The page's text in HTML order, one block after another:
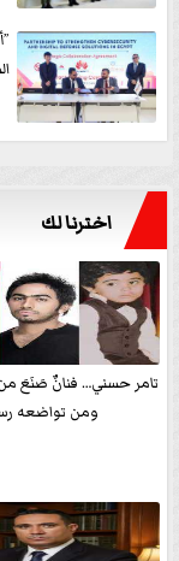
اخترنا لك
تامر حسني… فنانٌ صَنَعَ
ومن تواضعه